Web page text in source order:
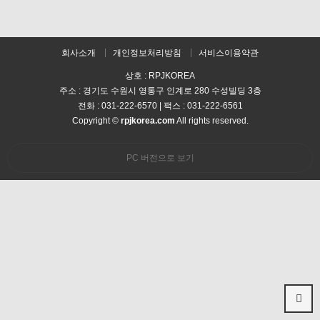
회사소개 개인정보처리방침 서비스이용약관
상호 : RPJKOREA
주소 : 경기도 수원시 영통구 인계로 280 수성빌딩 3층
전화 : 031-222-6570 | 팩스 : 031-222-6561
Copyright © rpjkorea.com All rights reserved.
PC 버전으로 보기